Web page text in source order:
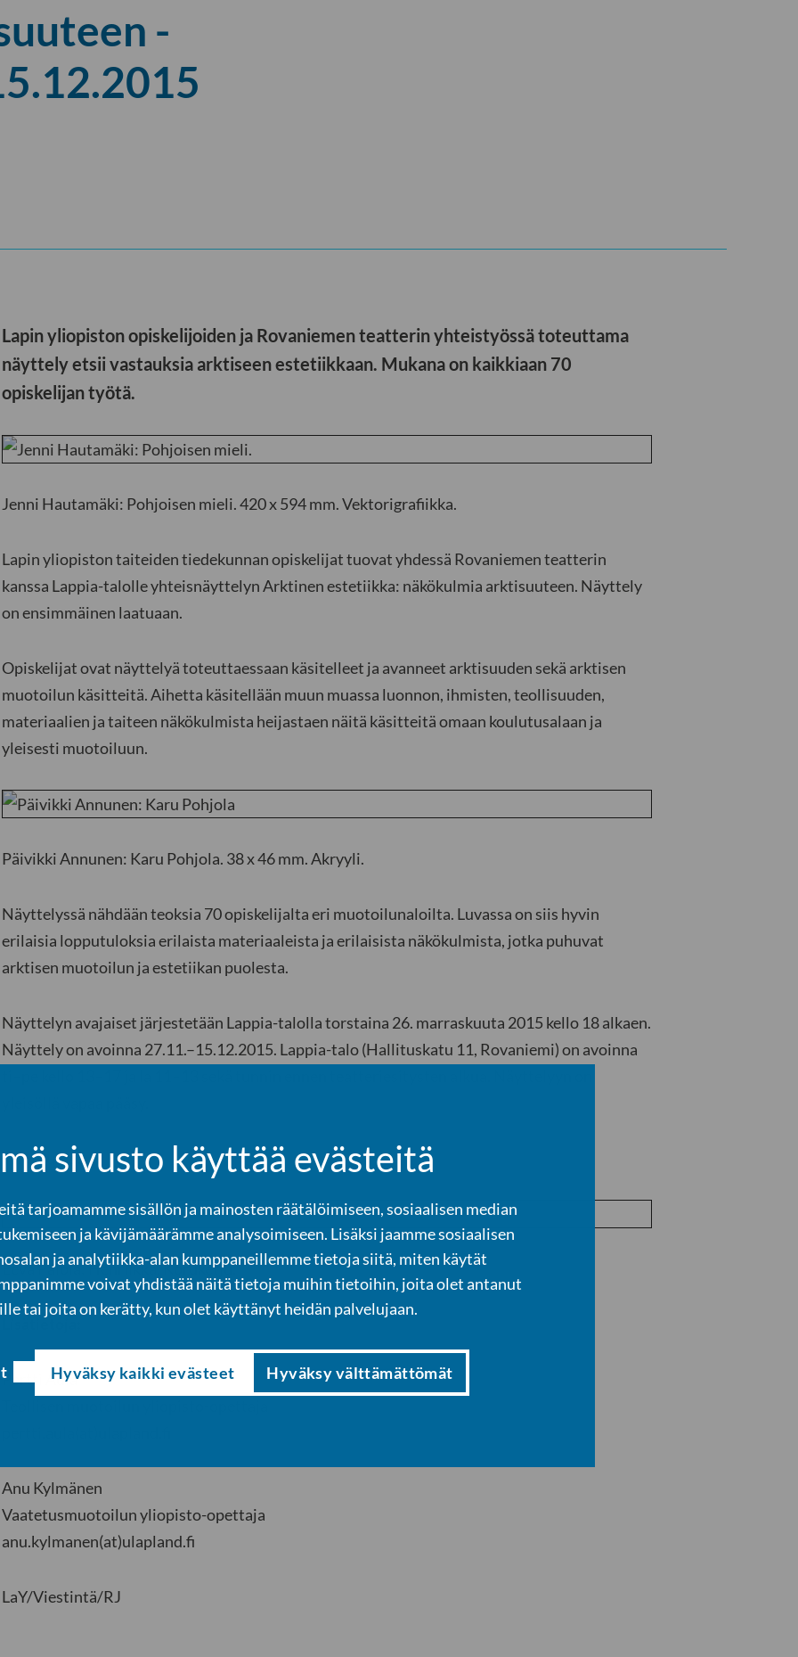
sivusto käyttää evästeitä
tarjoamamme sisällön ja mainosten räätälöimiseen, sosiaalisen median
ja kävijämäärämme analysoimiseen. Lisäksi jaamme sosiaalisen
ja analytiikka-alan kumppaneillemme tietoja siitä, miten käytät
voivat yhdistää näitä tietoja muihin tietoihin, joita olet antanut
tai joita on kerätty, kun olet käyttänyt heidän palvelujaan.
Hyväksy välttämättömät
Hyväksy kaikki evästeet
-
Lapin yliopiston opiskelijoiden ja Rovaniemen teatterin yhteistyössä toteuttama
näyttely etsii vastauksia arktiseen estetiikkaan. Mukana on kaikkiaan 70
opiskelijan työtä.
Jenni Hautamäki: Pohjoisen mieli. 420 x 594 mm. Vektorigrafiikka.
Lapin yliopiston taiteiden tiedekunnan opiskelijat tuovat yhdessä Rovaniemen teatterin
kanssa Lappia-talolle yhteisnäyttelyn Arktinen estetiikka: näkökulmia arktisuuteen. Näyttely
on ensimmäinen laatuaan.
Opiskelijat ovat näyttelyä toteuttaessaan käsitelleet ja avanneet arktisuuden sekä arktisen
muotoilun käsitteitä. Aihetta käsitellään muun muassa luonnon, ihmisten, teollisuuden,
materiaalien ja taiteen näkökulmista heijastaen näitä käsitteitä omaan koulutusalaan ja
yleisesti muotoiluun.
Päivikki Annunen: Karu Pohjola. 38 x 46 mm. Akryyli.
Näyttelyssä nähdään teoksia 70 opiskelijalta eri muotoilunaloilta. Luvassa on siis hyvin
erilaisia lopputuloksia erilaista materiaaleista ja erilaisista näkökulmista, jotka puhuvat
arktisen muotoilun ja estetiikan puolesta.
Näyttelyn avajaiset järjestetään Lappia-talolla torstaina 26. marraskuuta 2015 kello 18 alkaen.
Näyttely on avoinna 27.11.–15.12.2015. Lappia-talo (Hallituskatu 11, Rovaniemi) on avoinna
Tervetuloa!
Eeva Palola: Henriikka. Koruketju.
Lisätietoja:
Pertti Aula
Anu Kylmänen
Vaatetusmuotoilun yliopisto-opettaja
anu.kylmanen(at)ulapland.fi
LaY/Viestintä/RJ